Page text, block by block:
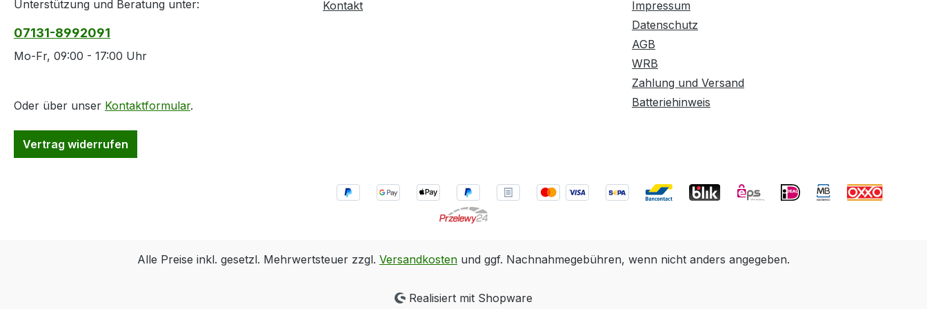
Unterstützung und Beratung unter:
07131-8992091
Mo-Fr, 09:00 - 17:00 Uhr
Oder über unser Kontaktformular.
Vertrag widerrufen
Kontakt
Impressum
Datenschutz
AGB
WRB
Zahlung und Versand
Batteriehinweis
Alle Preise inkl. gesetzl. Mehrwertsteuer zzgl. Versandkosten und ggf. Nachnahmegebühren, wenn nicht anders angegeben.
Realisiert mit Shopware